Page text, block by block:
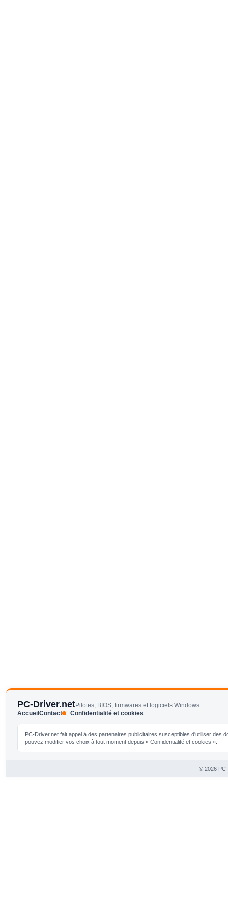
PC-Driver.netPilotes, BIOS, firmwares et logiciels Windows
AccueilContact Confidentialité et cookies
PC-Driver.net fait appel à des partenaires publicitaires susceptibles d'utiliser
pouvez modifier vos choix à tout moment depuis « Confidentialité et cookies ».
© 2026